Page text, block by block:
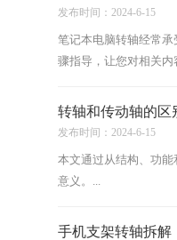
发布时间：2024-6-15
笔记本电脑转轴经常
骤指导，让您对相关内
转轴和传动轴的区
发布时间：2024-6-15
本文通过从结构、功
意义。...
手机支架转轴拆解